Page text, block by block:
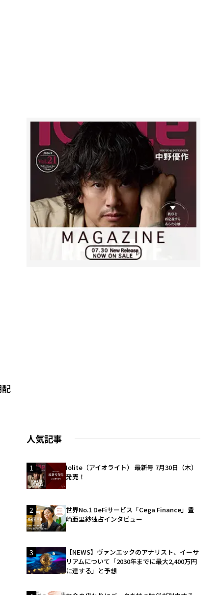
人気記事
1
Iolite（アイオライト） 最新号 7月30日（木）
発売！
2
世界No.1 DeFiサービス「Cega Finance」豊
崎亜里紗独占インタビュー
3
【NEWS】ヴァンエックのアナリスト、イーサ
リアムについて「2030年までに最大2,400万円
に達する」と予想